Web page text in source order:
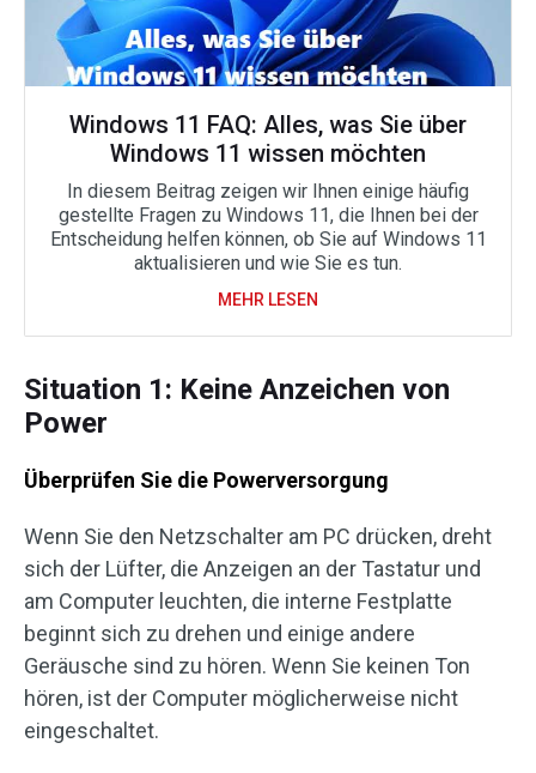
Windows 11 FAQ: Alles, was Sie über
Windows 11 wissen möchten
In diesem Beitrag zeigen wir Ihnen einige häufig
gestellte Fragen zu Windows 11, die Ihnen bei der
Entscheidung helfen können, ob Sie auf Windows 11
aktualisieren und wie Sie es tun.
MEHR LESEN
Situation 1: Keine Anzeichen von
Power
Überprüfen Sie die Powerversorgung
Wenn Sie den Netzschalter am PC drücken, dreht
sich der Lüfter, die Anzeigen an der Tastatur und
am Computer leuchten, die interne Festplatte
beginnt sich zu drehen und einige andere
Geräusche sind zu hören. Wenn Sie keinen Ton
hören, ist der Computer möglicherweise nicht
eingeschaltet.